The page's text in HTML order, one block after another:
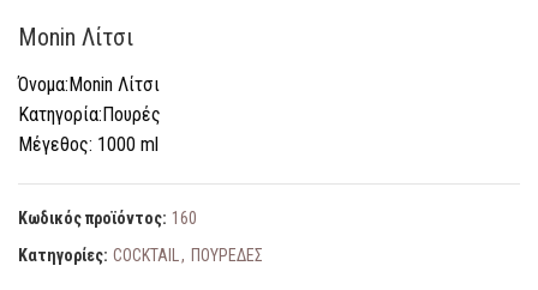
Monin Λίτσι
Όνομα:Monin Λίτσι
Κατηγορία:Πουρές
Μέγεθος: 1000 ml
Κωδικός προϊόντος: 160
Κατηγορίες: COCKTAIL , ΠΟΥΡΕΔΕΣ